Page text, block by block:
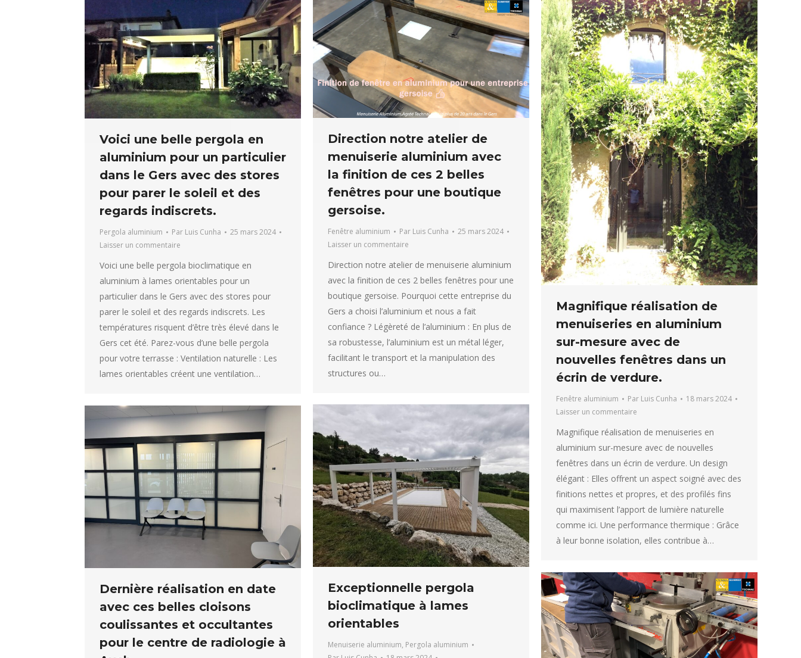
Voici une belle pergola en
aluminium pour un particulier
dans le Gers avec des stores
pour parer le soleil et des
regards indiscrets.
Pergola aluminium Par Luis Cunha
25 mars 2024
Laisser un commentaire
Voici une belle pergola bioclimatique en
aluminium à lames orientables pour un
particulier dans le Gers avec des stores pour
parer le soleil et des regards indiscrets. Les
températures risquent d’être très élevé dans le
Gers cet été. Parez-vous d’une belle pergola
pour votre terrasse : Ventilation naturelle : Les
lames orientables créent une ventilation…
Direction notre atelier de
menuiserie aluminium avec
la finition de ces 2 belles
fenêtres pour une boutique
gersoise.
Fenêtre aluminium Par Luis Cunha
25 mars 2024
Laisser un commentaire
Direction notre atelier de menuiserie aluminium
avec la finition de ces 2 belles fenêtres pour une
boutique gersoise. Pourquoi cette entreprise du
Gers a choisi l’aluminium et nous a fait
confiance ? Légèreté de l’aluminium : En plus de
sa robustesse, l’aluminium est un métal léger,
facilitant le transport et la manipulation des
structures ou…
Magnifique réalisation de
menuiseries en aluminium
sur-mesure avec de
nouvelles fenêtres dans un
écrin de verdure.
Fenêtre aluminium Par Luis Cunha
18 mars 2024
Laisser un commentaire
Magnifique réalisation de menuiseries en
aluminium sur-mesure avec de nouvelles
fenêtres dans un écrin de verdure. Un design
élégant : Elles offrent un aspect soigné avec des
finitions nettes et propres, et des profilés fins
qui maximisent l’apport de lumière naturelle
comme ici. Une performance thermique : Grâce
à leur bonne isolation, elles contribue à…
Exceptionnelle pergola
bioclimatique à lames
orientables
Menuiserie aluminium, Pergola aluminium
Dernière réalisation en date
avec ces belles cloisons
coulissantes et occultantes
pour le centre de radiologie à